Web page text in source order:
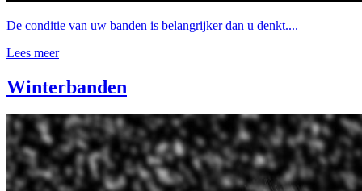
De conditie van uw banden is belangrijker dan u denkt....
Lees meer
Winterbanden